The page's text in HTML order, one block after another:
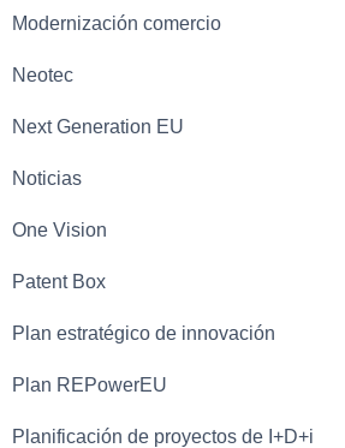
Modernización comercio
Neotec
Next Generation EU
Noticias
One Vision
Patent Box
Plan estratégico de innovación
Plan REPowerEU
Planificación de proyectos de I+D+i